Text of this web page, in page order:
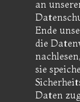
an
Ende
die
sie
Daten